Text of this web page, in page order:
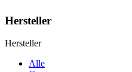
Hersteller
Hersteller
Alle